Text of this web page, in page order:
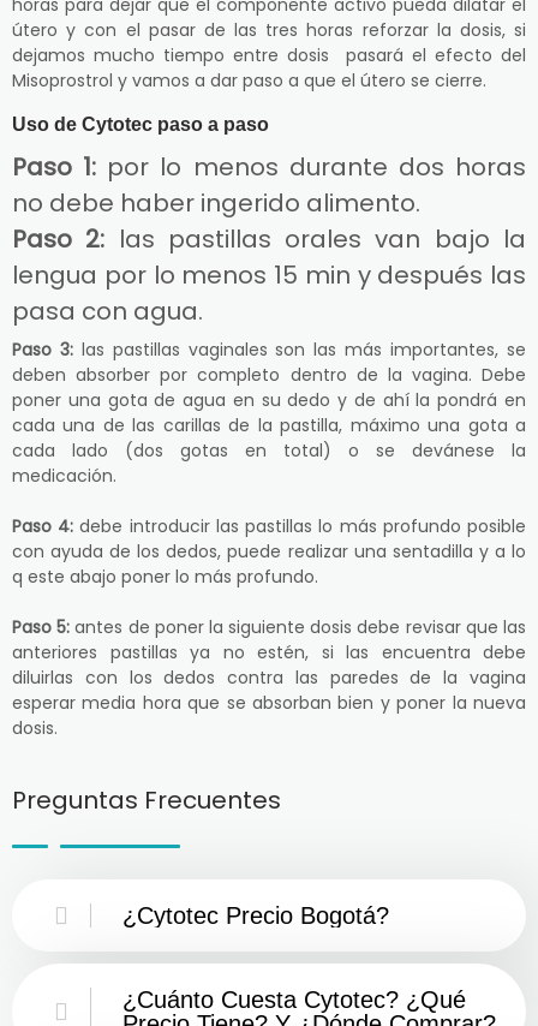
útero y con el pasar de las tres horas reforzar la dosis, si
dejamos mucho tiempo entre dosis pasará el efecto del
Misoprostrol y vamos a dar paso a que el útero se cierre.
Uso de Cytotec paso a paso
Paso 1: por lo menos durante dos horas
no debe haber ingerido alimento.
Paso 2: las pastillas orales van bajo la
lengua por lo menos 15 min y después las
pasa con agua.
Paso 3:las pastillas vaginales son las más importantes, se
deben absorber por completo dentro de la vagina. Debe
poner una gota de agua en su dedo y de ahí la pondrá en
cada una de las carillas de la pastilla, máximo una gota a
cada lado (dos gotas en total) o se devánese la
medicación.
Paso 4: debe introducir las pastillas lo más profundo posible
con ayuda de los dedos, puede realizar una sentadilla y a lo
q este abajo poner lo más profundo.
Paso 5: antes de poner la siguiente dosis debe revisar que las
anteriores pastillas ya no estén, si las encuentra debe
diluirlas con los dedos contra las paredes de la vagina
esperar media hora que se absorban bien y poner la nueva
dosis.
Preguntas Frecuentes
¿Cytotec Precio Bogotá?
¿Cuánto Cuesta Cytotec? ¿Qué